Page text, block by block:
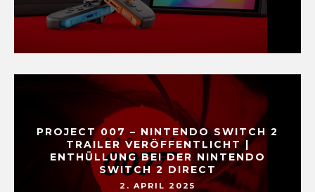
PROJECT 007 – NINTENDO SWITCH 2
TRAILER VERÖFFENTLICHT |
ENTHÜLLUNG BEI DER NINTENDO
SWITCH 2 DIRECT
2. APRIL 2025